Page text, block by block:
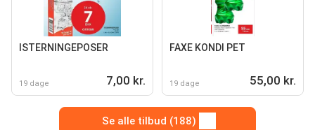
ISTERNINGEPOSER
19 dage 7,00 kr.
FAXE KONDI PET
19 dage 55,00 kr.
Se alle tilbud (188)